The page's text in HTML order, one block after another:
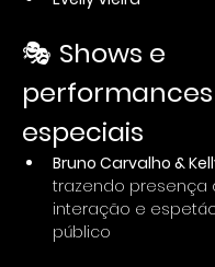
🎭 Shows e
performances
especiais
Bruno Carvalho &
trazendo presença
interação e
público